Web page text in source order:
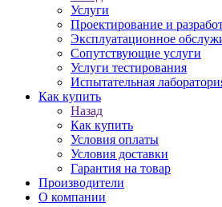
Услуги
Проектирование и
Эксплуатационное
Сопутствующие услуги
Услуги тестирования
Испытательная
Как купить
Назад
Как купить
Условия оплаты
Условия доставки
Гарантия на товар
Производители
О компании